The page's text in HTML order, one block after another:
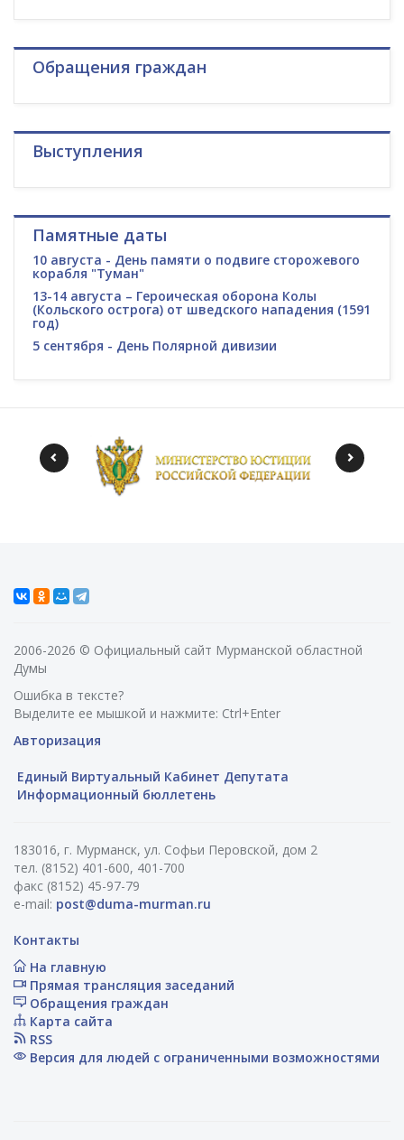
Обращения граждан
Выступления
Памятные даты
10 августа - День памяти о подвиге сторожевого
корабля "Туман"
13-14 августа – Героическая оборона Колы
(Кольского острога) от шведского нападения (1591
год)
5 сентября - День Полярной дивизии
2006-2026 © Официальный сайт Мурманской областной
Думы
Ошибка в тексте?
Выделите ее мышкой и нажмите: Ctrl+Enter
Авторизация
Единый Виртуальный Кабинет Депутата
Информационный бюллетень
183016, г. Мурманск, ул. Софьи Перовской, дом 2
тел. (8152) 401-600, 401-700
факс (8152) 45-97-79
e-mail: post@duma-murman.ru
Контакты
На главную
Прямая трансляция заседаний
Обращения граждан
Карта сайта
RSS
Версия для людей с ограниченными возможностями